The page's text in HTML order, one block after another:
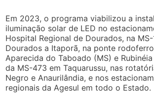
Em 2023, o programa viabilizou a
iluminação solar de LED no
Hospital Regional de Dourados, na
Dourados a Itaporã, na ponte
Aparecida do Taboado (MS) e
da MS-473 em Taquarussu, nas
Negro e Anaurilândia, e nos
regionais da Agesul em todo o Estado.